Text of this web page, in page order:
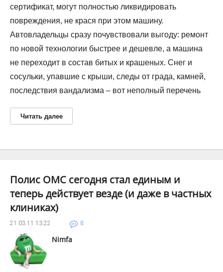
сертификат, могут полностью ликвидировать
повреждения, не крася при этом машину.
Автовладельцы сразу почувствовали выгоду: ремонт
по новой технологии быстрее и дешевле, а машина
не переходит в состав битых и крашеных. Снег и
сосульки, упавшие с крыши, следы от града, камней,
последствия вандализма – вот неполный перечень
Читать далее
Nimfa
Полис ОМС сегодня стал единым и
теперь действует везде (и даже в частных
клиниках)
21.03.11 13:22 8